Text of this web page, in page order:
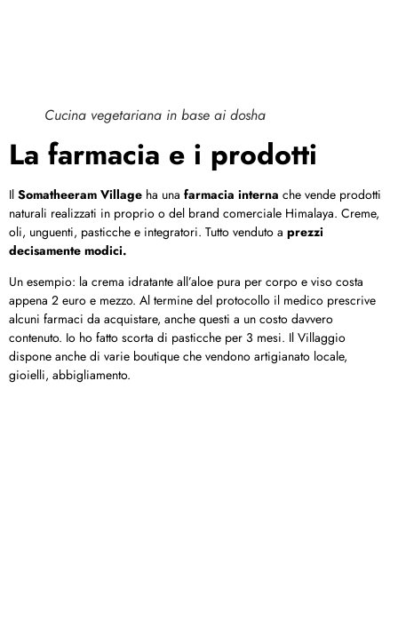
Cucina vegetariana in base aidosha
La farmacia e i prodotti
Il Somatheeram Village ha una farmacia interna che vende prodotti
naturali realizzati in proprio o del brand comerciale Himalaya. Creme,
oli, unguenti, pasticche e integratori. Tutto venduto a prezzi
decisamente modici.
Un esempio: la crema idratante all’aloe pura per corpo e viso costa
appena 2 euro e mezzo. Al termine del protocollo il medico prescrive
alcuni farmaci da acquistare, anche questi a un costo davvero
contenuto. Io ho fatto scorta di pasticche per 3 mesi. Il Villaggio
dispone anche di varie boutique che vendono artigianato locale,
gioielli, abbigliamento.